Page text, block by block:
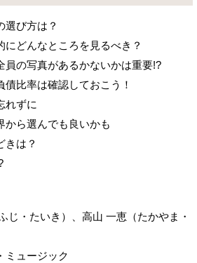
選び方は？
にどんなところを見るべき？
員の写真があるかないかは重要!?
債比率は確認しておこう！
れずに
から選んでも良いかも
きは？
じ・たいき）、高山 一恵（たかやま・
ミュージック